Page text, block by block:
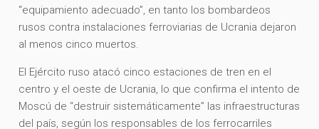
“equipamiento adecuado”, en tanto los bombardeos
rusos contra instalaciones ferroviarias de Ucrania dejaron
al menos cinco muertos.
El Ejército ruso atacó cinco estaciones de tren en el
centro y el oeste de Ucrania, lo que confirma el intento de
Moscú de “destruir sistemáticamente” las infraestructuras
del país, según los responsables de los ferrocarriles